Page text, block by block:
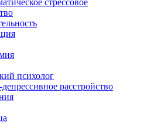
стрессовое
психолог
расстройство